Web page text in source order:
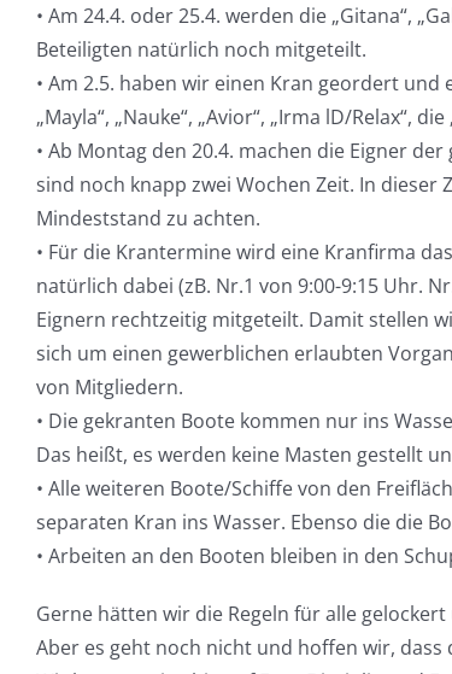
• Am 24.4. oder 25.4. werden die „Gitana“,
Beteiligten natürlich noch mitgeteilt.
• Am 2.5. haben wir einen Kran geordert und
„Mayla“, „Nauke“, „Avior“, „Irma lD/Relax“,
• Ab Montag den 20.4. machen die Eigner
sind noch knapp zwei Wochen Zeit. In
Mindeststand zu achten.
• Für die Krantermine wird eine Kranfirma
natürlich dabei (zB. Nr.1 von 9:00-9:15 Uhr.
Eignern rechtzeitig mitgeteilt. Damit stellen
sich um einen gewerblichen erlaubten
von Mitgliedern.
• Die gekranten Boote kommen nur ins
Das heißt, es werden keine Masten gestellt
• Alle weiteren Boote/Schiffe von den
separaten Kran ins Wasser. Ebenso die die
• Arbeiten an den Booten bleiben in den
Gerne hätten wir die Regeln für alle
Aber es geht noch nicht und hoffen wir,